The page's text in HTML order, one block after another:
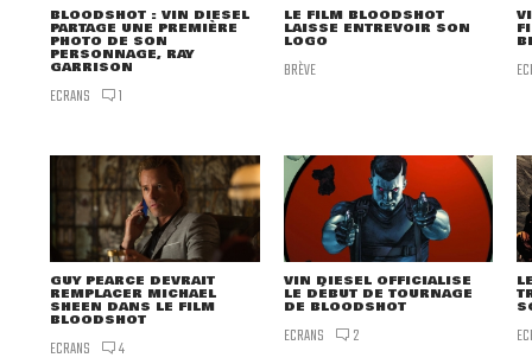
BLOODSHOT : VIN DIESEL
PARTAGE UNE PREMIÈRE
PHOTO DE SON
PERSONNAGE, RAY
GARRISON
ECRANS 1
LE FILM BLOODSHOT
LAISSE ENTREVOIR SON
LOGO
BRÈVE
GUY PEARCE DEVRAIT
REMPLACER MICHAEL
SHEEN DANS LE FILM
BLOODSHOT
ECRANS 4
VIN DIESEL OFFICIALISE
LE DÉBUT DE TOURNAGE
DE BLOODSHOT
ECRANS 2